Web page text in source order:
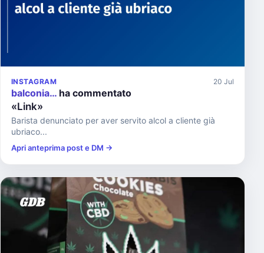
INSTAGRAM 20 Jul
balconia… ha commentato
«Link»
Barista denunciato per aver servito alcol a cliente già
ubriaco...
Apri anteprima post e DM →